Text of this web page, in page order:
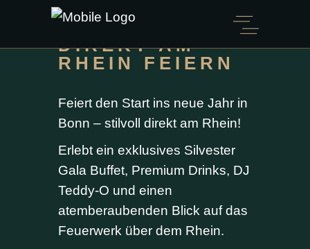
SILVESTER
2026 IN BONN
DIREKT AM
RHEIN FEIERN
Feiert den Start ins neue Jahr in
Bonn – stilvoll direkt am Rhein!
Erlebt ein exklusives Silvester
Gala Buffet, Premium Drinks, DJ
Teddy-O und einen
atemberaubenden Blick auf das
Feuerwerk über dem Rhein.